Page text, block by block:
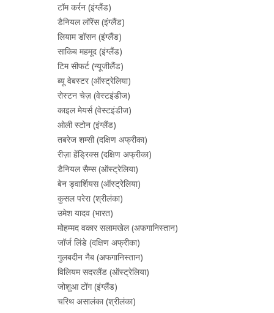
टॉम कर्रन (इंग्लैंड)
डैनियल लॉरेंस (इंग्लैंड)
लियाम डॉसन (इंग्लैंड)
साकिब महमूद (इंग्लैंड)
टिम सीफर्ट (न्यूजीलैंड)
ब्यू वेबस्टर (ऑस्ट्रेलिया)
रोस्टन चेज़ (वेस्टइंडीज)
काइल मेयर्स (वेस्टइंडीज)
ओली स्टोन (इंग्लैंड)
तबरेज शम्सी (दक्षिण अफ्रीका)
रीज़ा हेंड्रिक्स (दक्षिण अफ्रीका)
डैनियल सैम्स (ऑस्ट्रेलिया)
बेन ड्वार्शियस (ऑस्ट्रेलिया)
कुसल परेरा (श्रीलंका)
उमेश यादव (भारत)
मोहम्मद वकार सलामखेल (अफगानिस्तान)
जॉर्ज लिंडे (दक्षिण अफ्रीका)
गुलबदीन नैब (अफगानिस्तान)
विलियम सदरलैंड (ऑस्ट्रेलिया)
जोशुआ टोंग (इंग्लैंड)
चरिथ असालंका (श्रीलंका)